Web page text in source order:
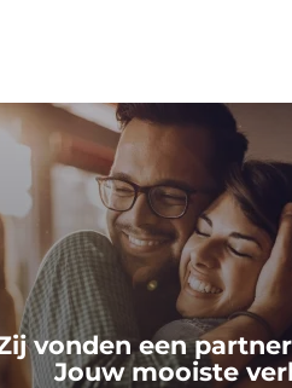
vonden een
Jouw mooiste